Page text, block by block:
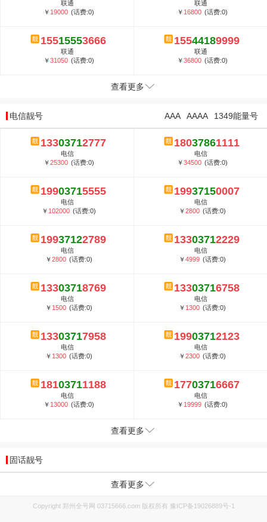
联通
￥ 19000 (话费:0)
联通
￥ 16800 (话费:0)
15515553666
联通
￥31050 (话费:0)
15544189999
联通
￥36800 (话费:0)
查看更多
电信靓号 1349能量号
AAAA
AAA
13303712777
电信
￥25300 (话费:0)
18037861111
电信
￥34500 (话费:0)
19903715555
电信
￥ 102000 (话费:0)
19937150007
电信
￥2800 (话费:0)
19937122789
电信
￥2800 (话费:0)
13303712229
电信
￥4999 (话费:0)
13303718769
电信
￥ 1500 (话费:0)
13303716758
电信
￥ 1300 (话费:0)
13303717958
电信
￥ 1300 (话费:0)
19903712123
电信
￥2300 (话费:0)
18103711188
电信
￥ 13000 (话费:0)
17703716667
电信
￥ 19999 (话费:0)
查看更多
固话靓号
查看更多
Copyright 郑州全号网 03715666.com 版权所有 豫ICP备19026889号-1